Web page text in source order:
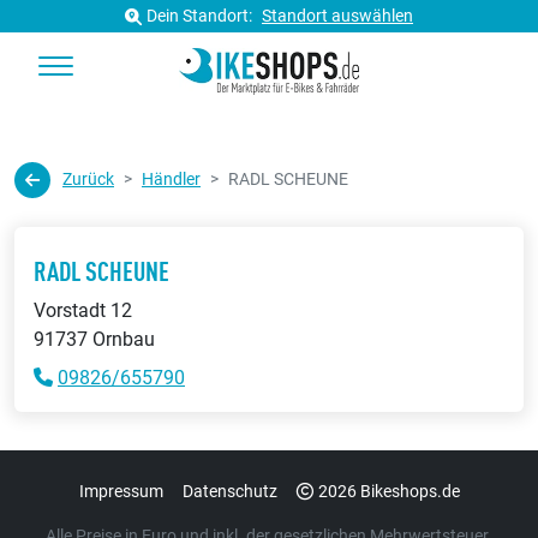
Dein Standort: Standort auswählen
Zurück Händler RADL SCHEUNE
RADL SCHEUNE
Vorstadt 12
91737 Ornbau
09826/655790
Impressum Datenschutz 2026 Bikeshops.de